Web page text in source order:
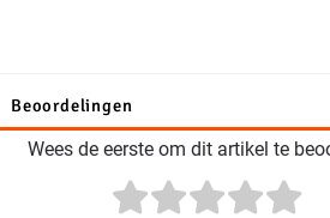
Beoordelingen
Wees de eerste om dit artikel te